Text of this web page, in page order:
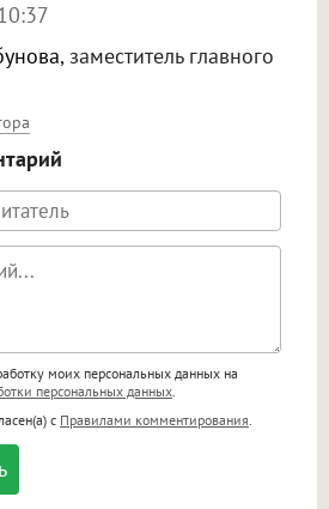
, заместитель главного
<i>, <em>, <s>, <big>,
<pre>, <ul>, <ol>, <li>,
экранирует HTML,
становятся
img] будет
моих персональных данных на
персональных данных
с Правилами комментирования